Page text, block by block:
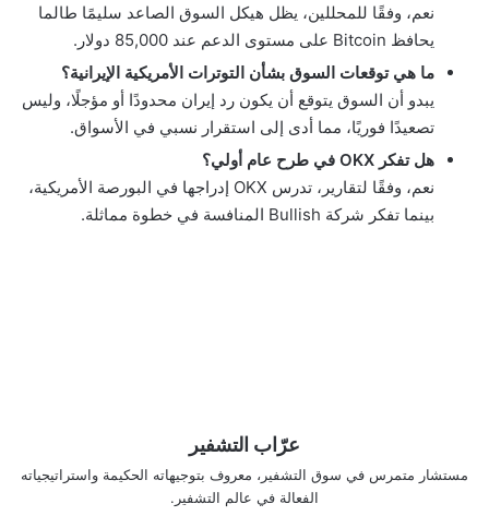
نعم، وفقًا للمحللين، يظل هيكل السوق الصاعد سليمًا طالما
يحافظ Bitcoin على مستوى الدعم عند 85,000 دولار.
ما هي توقعات السوق بشأن التوترات الأمريكية الإيرانية؟
يبدو أن السوق يتوقع أن يكون رد إيران محدودًا أو مؤجلًا، وليس
تصعيدًا فوريًا، مما أدى إلى استقرار نسبي في الأسواق.
هل تفكر OKX في طرح عام أولي؟
نعم، وفقًا لتقارير، تدرس OKX إدراجها في البورصة الأمريكية،
بينما تفكر شركة Bullish المنافسة في خطوة مماثلة.
عرّاب التشفير
مستشار متمرس في سوق التشفير، معروف بتوجيهاته الحكيمة واستراتيجياته
الفعالة في عالم التشفير.